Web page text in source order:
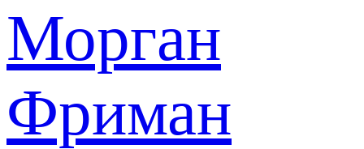
Морган
Фриман